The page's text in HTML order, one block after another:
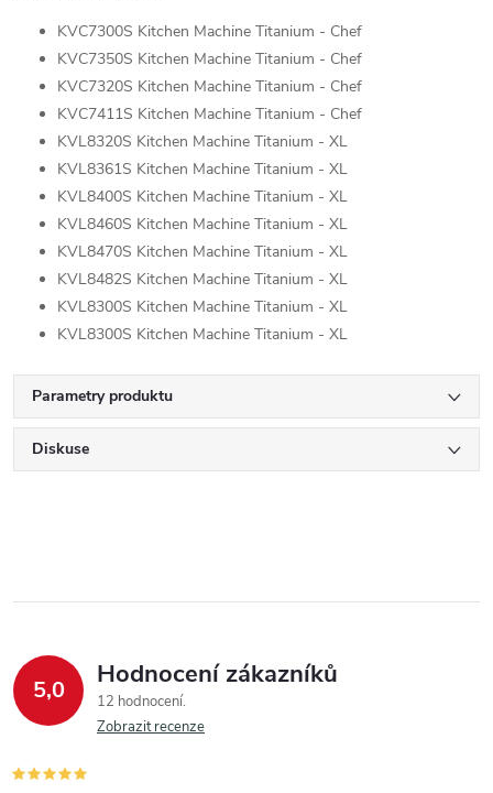
KVC7300S Kitchen Machine Titanium - Chef
KVC7350S Kitchen Machine Titanium - Chef
KVC7320S Kitchen Machine Titanium - Chef
KVC7411S Kitchen Machine Titanium - Chef
KVL8320S Kitchen Machine Titanium - XL
KVL8361S Kitchen Machine Titanium - XL
KVL8400S Kitchen Machine Titanium - XL
KVL8460S Kitchen Machine Titanium - XL
KVL8470S Kitchen Machine Titanium - XL
KVL8482S Kitchen Machine Titanium - XL
KVL8300S Kitchen Machine Titanium - XL
KVL8300S Kitchen Machine Titanium - XL
Parametry produktu
Diskuse
5,0 Hodnocení zákazníků
12 hodnocení
Zobrazit recenze